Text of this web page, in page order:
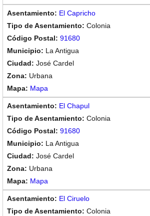
El Capricho
Colonia
91680
La Antigua
José Cardel
Urbana
Mapa
El Chapul
Colonia
91680
La Antigua
José Cardel
Urbana
Mapa
El Ciruelo
Colonia